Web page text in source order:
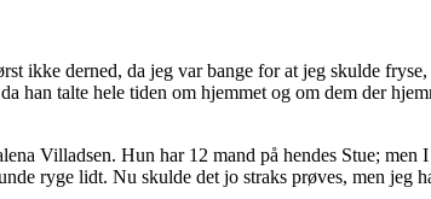
ikke derned, da jeg var bange for at jeg skulde
han talte hele tiden om hjemmet og om dem der
Villadsen. Hun har 12 mand på hendes Stue;
ryge lidt. Nu skulde det jo straks prøves, men jeg